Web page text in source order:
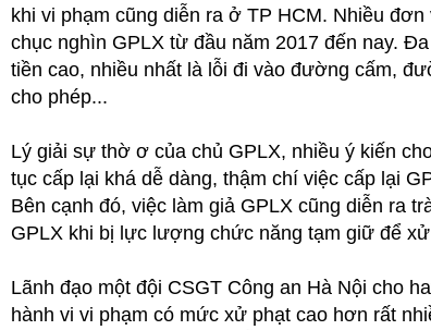
khi vi phạm cũng diễn ra ở TP HCM. Nhiều
chục nghìn GPLX từ đầu năm 2017 đến nay.
tiền cao, nhiều nhất là lỗi đi vào đường cấm,
cho phép...
Lý giải sự thờ ơ của chủ GPLX, nhiều ý kiến
tục cấp lại khá dễ dàng, thậm chí việc cấp lại
Bên cạnh đó, việc làm giả GPLX cũng diễn ra
GPLX khi bị lực lượng chức năng tạm giữ để
Lãnh đạo một đội CSGT Công an Hà Nội cho
hành vi vi phạm có mức xử phạt cao hơn rất